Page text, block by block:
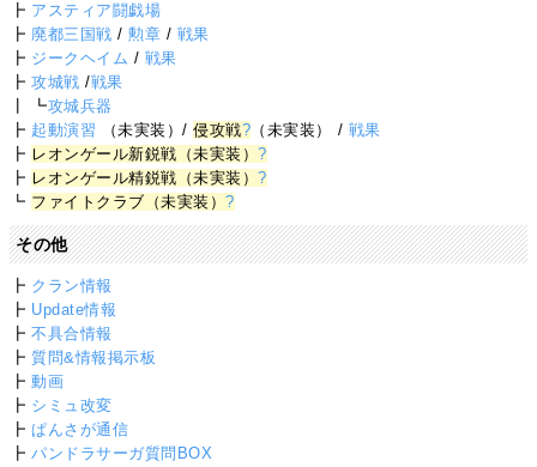
┣ アスティア闘戯場
┣ 廃都三国戦 /勲章 / 戦果
┣ ジークヘイム / 戦果
┣攻城戦 /戦果
┃ ┗攻城兵器
┣ 起動演習 （未実装）/侵攻戦? （未実装） / 戦果
┣ レオンゲール新鋭戦（未実装）?
┣ レオンゲール精鋭戦（未実装）?
┗ ファイトクラブ（未実装）?
その他
┣ クラン情報
┣ Update情報
┣不具合情報
┣質問&情報掲示板
┣動画
┣ シミュ改変
┣ぱんさが通信
┣パンドラサーガ質問BOX